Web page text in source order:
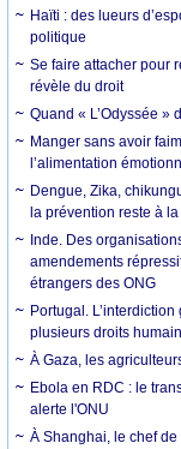
Haïti : des lueurs
politique
Se faire attacher pour
révèle du droit
Quand « L’Odyssée »
Manger sans avoir
l’alimentation
Dengue, Zika,
la prévention reste à
Inde. Des
amendements
étrangers des ONG
Portugal.
plusieurs droits
À Gaza, les
Ebola en RDC : le
alerte l'ONU
À Shanghai, le chef de